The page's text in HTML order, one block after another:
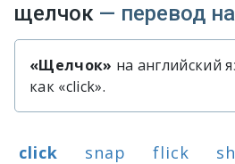
щелчок — перевод
Быстрый перевод
«Щелчок» на английский
как «click».
Варианты перевода
click snap flick